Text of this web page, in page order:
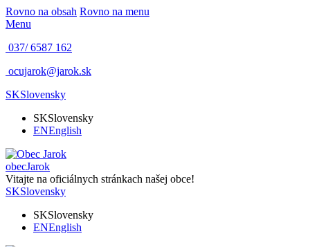
Rovno na obsah Rovno na menu
Menu
037/ 6587 162
ocujarok@jarok.sk
SKSlovensky
SKSlovensky
ENEnglish
obecJarok
Vitajte na oficiálnych stránkach našej obce!
SKSlovensky
SKSlovensky
ENEnglish